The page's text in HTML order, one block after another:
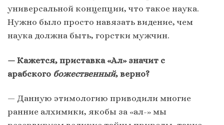
универсальной концепции, что такое наука.
Нужно было просто навязать видение, чем
наука должна быть, горстки мужчин.
— Кажется, приставка «Ал» значит с
арабского божественный, верно?
— Данную этимологию приводили многие
ранние алхимики, якобы за «ал-» мы